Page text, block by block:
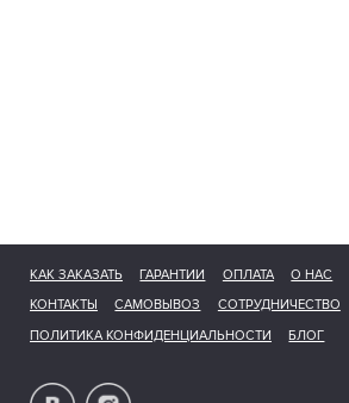
КАК ЗАКАЗАТЬ ГАРАНТИИ ОПЛАТА О НАС
КОНТАКТЫ
САМОВЫВОЗ СОТРУДНИЧЕСТВО
ПОЛИТИКА КОНФИДЕНЦИАЛЬНОСТИ
БЛОГ